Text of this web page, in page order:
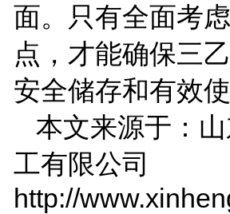
面。只有全面考
点，才能确保三
安全储存和有效使
本文来源于：
工有限公司
http://